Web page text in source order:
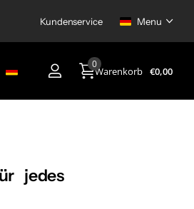
4.8/5basierend auf920+
4.8/5 920+
Kundenservice Menu
Warenkorb
0
€0,00
jedes